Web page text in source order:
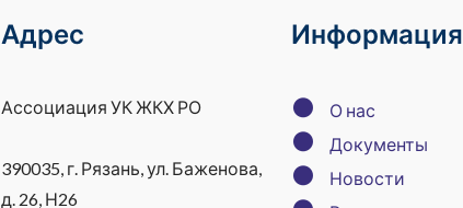
Адрес
Ассоциация УК ЖКХ РО
390035, г. Рязань, ул. Баженова,
д. 26, Н26
Информация
● О нас
● Документы
● Новости